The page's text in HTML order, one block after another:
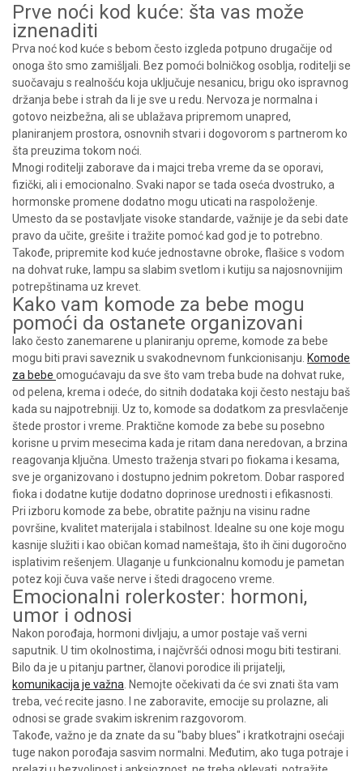
Prve noći kod kuće: šta vas može
iznenaditi
Prva noć kod kuće s bebom često izgleda potpuno drugačije od
onoga što smo zamišljali. Bez pomoći bolničkog osoblja, roditelji se
suočavaju s realnošću koja uključuje nesanicu, brigu oko ispravnog
držanja bebe i strah da li je sve u redu. Nervoza je normalna i
gotovo neizbežna, ali se ublažava pripremom unapred,
planiranjem prostora, osnovnih stvari i dogovorom s partnerom ko
šta preuzima tokom noći.
Mnogi roditelji zaborave da i majci treba vreme da se oporavi,
fizički, ali i emocionalno. Svaki napor se tada oseća dvostruko, a
hormonske promene dodatno mogu uticati na raspoloženje.
Umesto da se postavljate visoke standarde, važnije je da sebi date
pravo da učite, grešite i tražite pomoć kad god je to potrebno.
Takođe, pripremite kod kuće jednostavne obroke, flašice s vodom
na dohvat ruke, lampu sa slabim svetlom i kutiju sa najosnovnijim
potrepštinama uz krevet.
Kako vam komode za bebe mogu
pomoći da ostanete organizovani
Iako često zanemarene u planiranju opreme, komode za bebe
mogu biti pravi saveznik u svakodnevnom funkcionisanju. Komode
za bebe omogućavaju da sve što vam treba bude na dohvat ruke,
od pelena, krema i odeće, do sitnih dodataka koji često nestaju baš
kada su najpotrebniji. Uz to, komode sa dodatkom za presvlačenje
štede prostor i vreme. Praktične komode za bebe su posebno
korisne u prvim mesecima kada je ritam dana neredovan, a brzina
reagovanja ključna. Umesto traženja stvari po fiokama i kesama,
sve je organizovano i dostupno jednim pokretom. Dobar raspored
fioka i dodatne kutije dodatno doprinose urednosti i efikasnosti.
Pri izboru komode za bebe, obratite pažnju na visinu radne
površine, kvalitet materijala i stabilnost. Idealne su one koje mogu
kasnije služiti i kao običan komad nameštaja, što ih čini dugoročno
isplativim rešenjem. Ulaganje u funkcionalnu komodu je pametan
potez koji čuva vaše nerve i štedi dragoceno vreme.
Emocionalni rolerkoster: hormoni,
umor i odnosi
Nakon porođaja, hormoni divljaju, a umor postaje vaš verni
saputnik. U tim okolnostima, i najčvršći odnosi mogu biti testirani.
Bilo da je u pitanju partner, članovi porodice ili prijatelji,
komunikacija je važna . Nemojte očekivati da će svi znati šta vam
treba, već recite jasno. I ne zaboravite, emocije su prolazne, ali
odnosi se grade svakim iskrenim razgovorom.
Takođe, važno je da znate da su "baby blues" i kratkotrajni osećaji
tuge nakon porođaja sasvim normalni. Međutim, ako tuga potraje i